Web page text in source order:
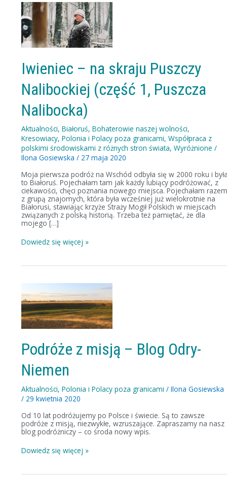
Iwieniec – na skraju Puszczy
Nalibockiej (część 1, Puszcza
Nalibocka)
Aktualności,Białoruś,Bohaterowie naszej wolności,
Kresowiacy,Polonia i Polacy poza granicami,Współpraca z
polskimi środowiskami z różnych stron świata,Wyróżnione /
Ilona Gosiewska/ 27 maja 2020
Moja pierwsza podróż na Wschód odbyła się w 2000 roku i
to Białoruś. Pojechałam tam jak każdy lubiący podróżować, z
ciekawości, chęci poznania nowego miejsca. Pojechałam
z grupą znajomych, która była wcześniej już wielokrotnie na
Białorusi, stawiając krzyże Straży Mogił Polskich w miejscach
związanych z polską historią. Trzeba też pamiętać, że dla
mojego […]
Iwieniec
–
na
skraju
Puszczy
Nalibockiej
1,
Puszcza
Dowiedz się więcej »
Podróże z misją – Blog Odry-
Niemen
Aktualności,Polonia i Polacy poza granicami /Ilona Gosiewska
/ 29 kwietnia 2020
Od 10 lat podróżujemy po Polsce i świecie. Są to zawsze
podróże z misją, niezwykłe, wzruszające. Zapraszamy na nasz
blog podróżniczy – co środa nowy wpis.
z
misją
–
Blog
Odry-
Dowiedz się więcej »